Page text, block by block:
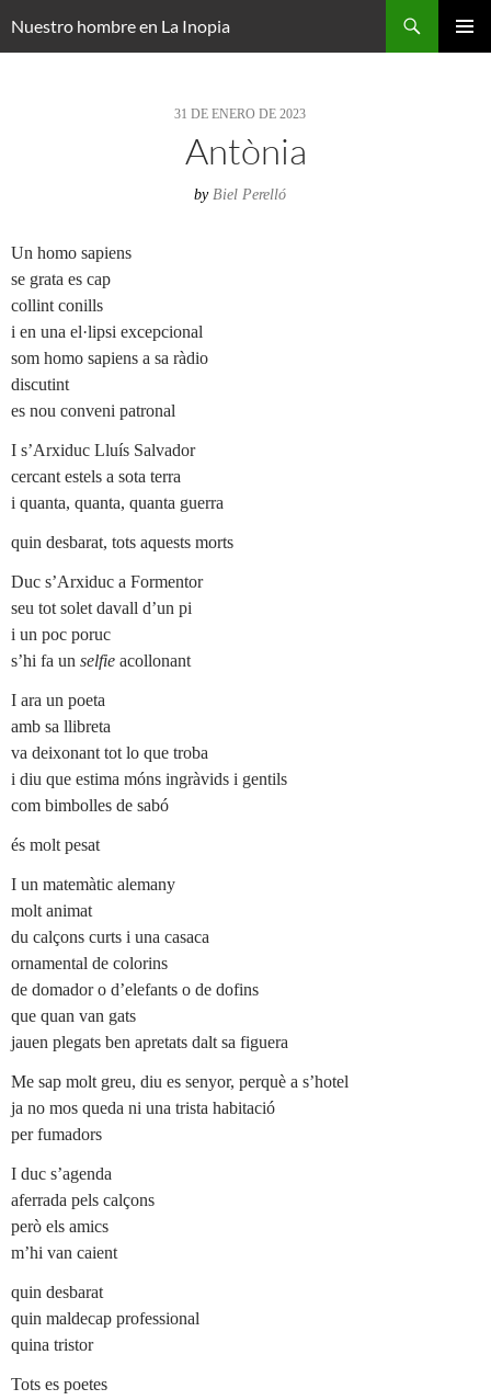
Nuestro hombre en La Inopia
31 DE ENERO DE 2023
Antònia
by Biel Perelló
Un homo sapiens
se grata es cap
collint conills
i en una el·lipsi excepcional
som homo sapiens a sa ràdio
discutint
es nou conveni patronal
I s’Arxiduc Lluís Salvador
cercant estels a sota terra
i quanta, quanta, quanta guerra
quin desbarat, tots aquests morts
Duc s’Arxiduc a Formentor
seu tot solet davall d’un pi
i un poc poruc
s’hi fa un selfie acollonant
I ara un poeta
amb sa llibreta
va deixonant tot lo que troba
i diu que estima móns ingràvids i gentils
com bimbolles de sabó
és molt pesat
I un matemàtic alemany
molt animat
du calçons curts i una casaca
ornamental de colorins
de domador o d’elefants o de dofins
que quan van gats
jauen plegats ben apretats dalt sa figuera
Me sap molt greu, diu es senyor, perquè a s’hotel
ja no mos queda ni una trista habitació
per fumadors
I duc s’agenda
aferrada pels calçons
però els amics
m’hi van caient
quin desbarat
quin maldecap professional
quina tristor
Tots es poetes